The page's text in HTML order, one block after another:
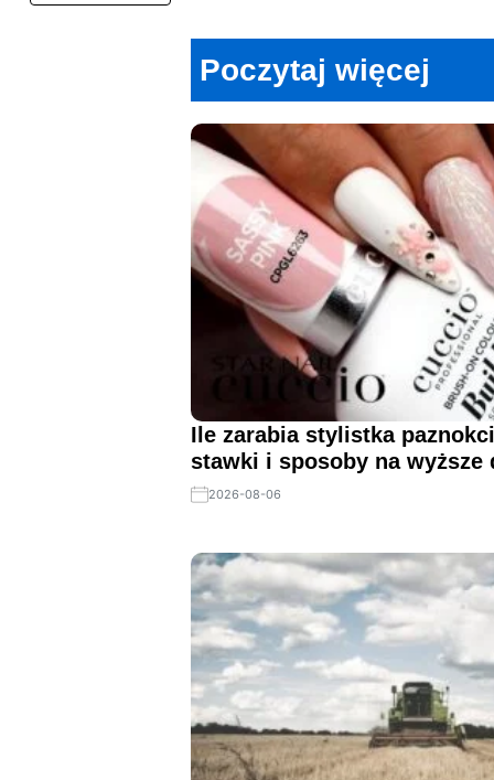
Poczytaj więcej
Ile zarabia stylistka
stawki i sposoby na wyższe
2026-08-06